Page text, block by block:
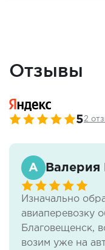
Отзывы
52
Изначально
авиаперевозку
Благовещенск,
возим уже на